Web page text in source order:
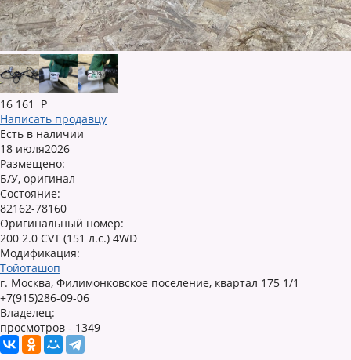
16 161
Р
Написать продавцу
Есть в наличии
18 июля2026
Размещено:
Б/У, оригинал
Состояние:
82162-78160
Оригинальный номер:
200 2.0 CVT (151 л.с.) 4WD
Модификация:
Тойоташоп
г. Москва, Филимонковское поселение, квартал 175 1/1
+7(915)286-09-06
Владелец:
просмотров - 1349